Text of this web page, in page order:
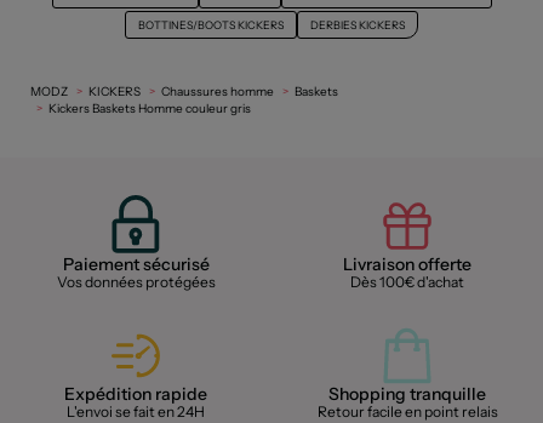
BOTTINES/BOOTS KICKERS DERBIES KICKERS
MODZ KICKERS Chaussures homme
Baskets
Kickers Baskets Homme couleur gris
Paiement sécurisé
Vos données protégées
Livraison offerte
Dès 100€ d'achat
Expédition rapide
L'envoi se fait en 24H
Shopping tranquille
Retour facile en point relais